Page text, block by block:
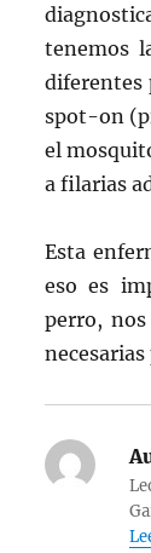
tenemos
diferentes
spot-on
el
a filarias
Esta
eso es
perro, nos